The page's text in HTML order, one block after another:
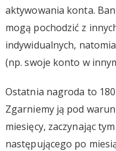
aktywowania konta.
mogą pochodzić z
indywidualnych,
(np. swoje konto w
Ostatnia nagroda to 180
Zgarniemy ją pod
miesięcy, zaczynając
następującego po